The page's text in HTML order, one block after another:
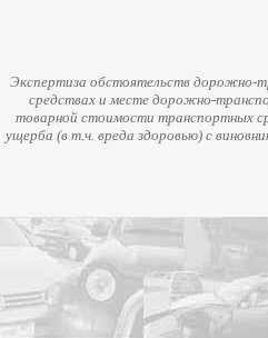
Экспертиза обстоятельств дорожно-
средствах и месте дорожно-
товарной стоимости транспортных
ущерба (в т.ч. вреда здоровью) с